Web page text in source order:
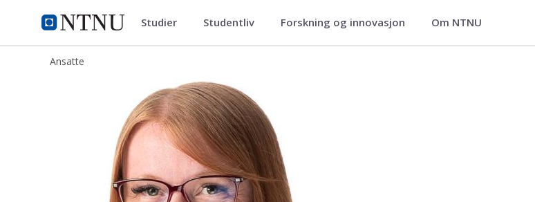
NTNU Hjemmeside
ntnu.no Studier Studentliv Forskning og innovasjon Om NTNU
Ansatte
Camilla Thun Waaden